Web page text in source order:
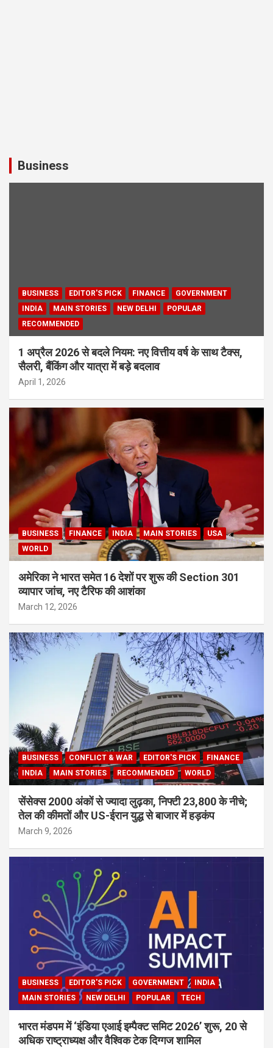
Business
BUSINESS EDITOR'S PICK FINANCE
GOVERNMENT
INDIA
MAIN STORIES NEW DELHI
POPULAR
RECOMMENDED
1 अप्रैल 2026 से बदले नियम: नए वित्तीय वर्ष के साथ टैक्स,
सैलरी, बैंकिंग और यात्रा में बड़े बदलाव
April 1, 2026
BUSINESS FINANCE INDIA MAIN STORIES
USA
WORLD
अमेरिका ने भारत समेत 16 देशों पर शुरू की Section 301
व्यापार जांच, नए टैरिफ की आशंका
March 12, 2026
BUSINESS CONFLICT & WAR EDITOR'S PICK
FINANCE
INDIA
MAIN STORIES RECOMMENDED WORLD
सेंसेक्स 2000 अंकों से ज्यादा लुढ़का, निफ्टी 23,800 के नीचे;
तेल की कीमतों और US-ईरान युद्ध से बाजार में हड़कंप
March 9, 2026
BUSINESS EDITOR'S PICK GOVERNMENT
INDIA
MAIN STORIES
NEW DELHI POPULAR TECH
भारत मंडपम में ‘इंडिया एआई इम्पैक्ट समिट 2026’ शुरू, 20 से
अधिक राष्ट्राध्यक्ष और वैश्विक टेक दिग्गज शामिल